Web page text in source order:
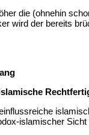
die (ohnehin
wird der bereits
islamischer